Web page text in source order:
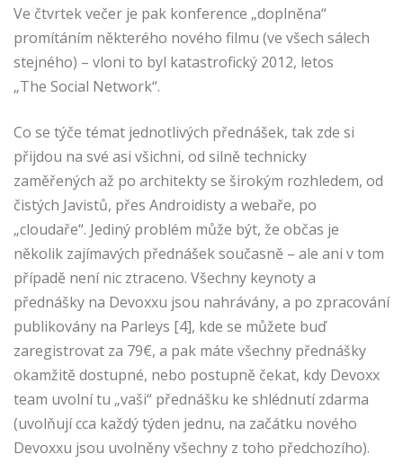
Ve čtvrtek večer je pak konference „doplněna“
promítáním některého nového filmu (ve všech sálech
stejného) – vloni to byl katastrofický 2012, letos
„The Social Network“.
Co se týče témat jednotlivých přednášek, tak zde si
přijdou na své asi všichni, od silně technicky
zaměřených až po architekty se širokým rozhledem, od
čistých Javistů, přes Androidisty a webaře, po
„cloudaře“. Jediný problém může být, že občas je
několik zajímavých přednášek současně – ale ani v tom
případě není nic ztraceno. Všechny keynoty a
přednášky na Devoxxu jsou nahrávány, a po zpracování
publikovány na Parleys [4], kde se můžete buď
zaregistrovat za 79€, a pak máte všechny přednášky
okamžitě dostupné, nebo postupně čekat, kdy Devoxx
team uvolní tu „vaši“ přednášku ke shlédnutí zdarma
(uvolňují cca každý týden jednu, na začátku nového
Devoxxu jsou uvolněny všechny z toho předchozího).